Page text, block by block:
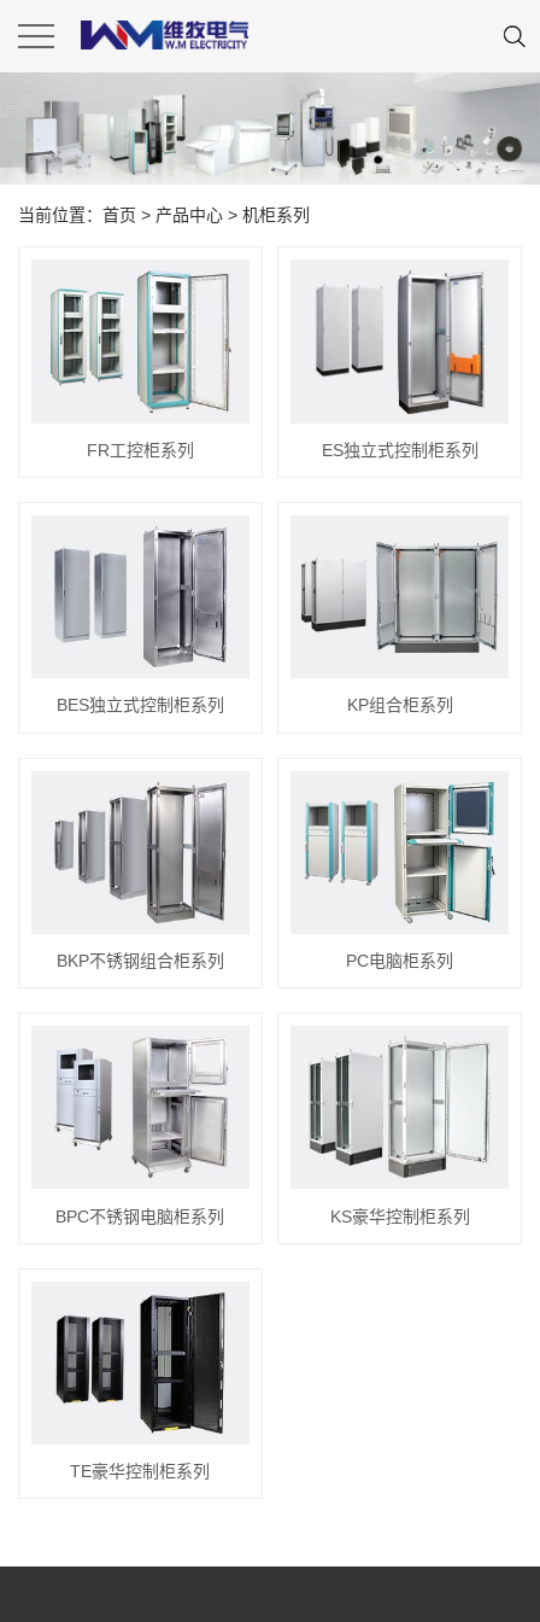
当前位置： 首页 > 产品中心 > 机柜系列
FR工控柜系列 ES独立式控制柜系列
BES独立式控制柜系列 KP组合柜系列
BKP不锈钢组合柜系列 PC电脑柜系列
BPC不锈钢电脑柜系列 KS豪华控制柜系列
TE豪华控制柜系列